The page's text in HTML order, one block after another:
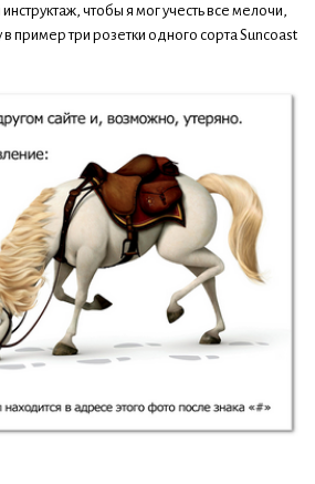
чтобы я мог учесть все мелочи,
пример три розетки одного сорта Suncoast